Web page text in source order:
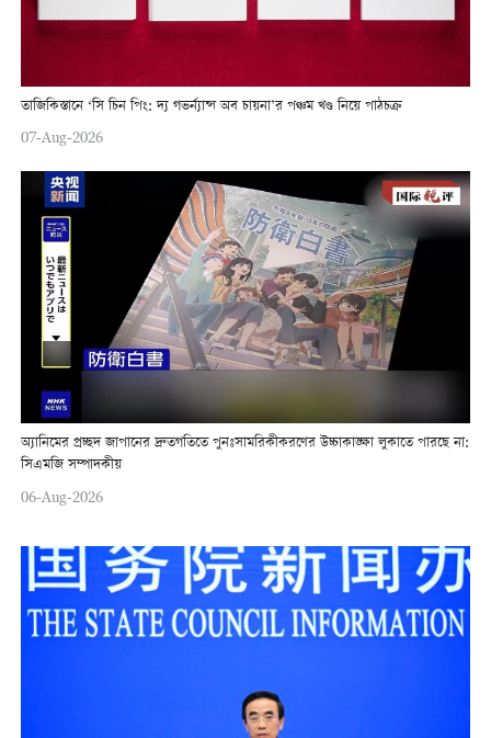
তাজিকিস্তানে ‘সি চিন পিং: দ্য গভর্ন্যান্স অব চায়না’র পঞ্চম খণ্ড নিয়ে পাঠচক্র
07-Aug-2026
অ্যানিমের প্রচ্ছদ জাপানের দ্রুতগতিতে পুনঃসামরিকীকরণের উচ্চাকাঙ্ক্ষা লুকাতে পারছে না:
সিএমজি সম্পাদকীয়
06-Aug-2026